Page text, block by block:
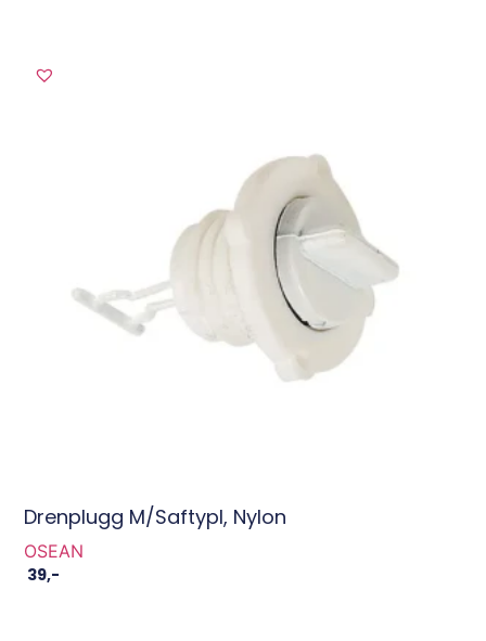
Drenplugg M/saftypl, Nylon
OSEAN
39,-